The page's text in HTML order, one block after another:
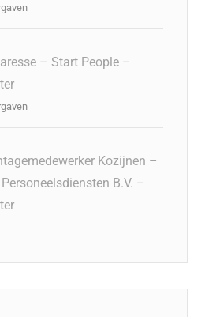
– Start People –
Kozijnen –
B.V. –